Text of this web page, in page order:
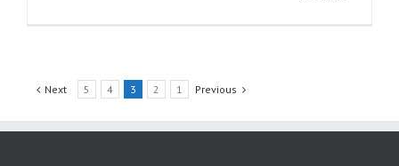
Previous
1
2
3
4
5
Next